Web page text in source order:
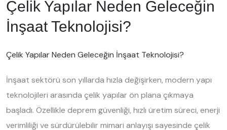
Çelik Yapılar Neden Geleceğin
İnşaat Teknolojisi?
Çelik Yapılar Neden Geleceğin İnşaat Teknolojisi?
İnşaat sektörü son yıllarda hızla değişirken, modern yapı
teknolojileri arasında çelik yapılar ön plana çıkmaya
başladı. Özellikle deprem güvenliği, hızlı üretim süreci, enerji
verimliliği ve sürdürülebilir mimari anlayışı sayesinde çelik